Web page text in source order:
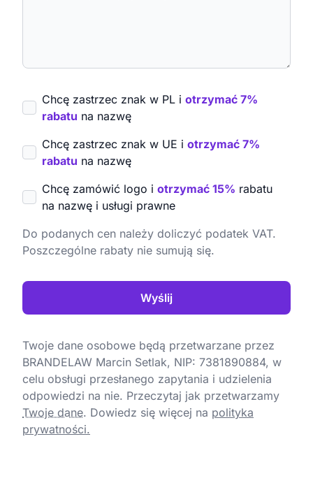
Chcę zastrzec znak w PL i otrzymać 7%
rabatu na nazwę
Chcę zastrzec znak w UE i otrzymać 7%
rabatu na nazwę
Chcę zamówić logo i otrzymać 15% rabatu
na nazwę i usługi prawne
Do podanych cen należy doliczyć podatek VAT.
Poszczególne rabaty nie sumują się.
Wyślij
Twoje dane osobowe będą przetwarzane przez
BRANDELAW Marcin Setlak, NIP: 7381890884, w
celu obsługi przesłanego zapytania i udzielenia
odpowiedzi na nie. Przeczytaj jak przetwarzamy
Twoje dane. Dowiedz się więcej na polityka
prywatności.